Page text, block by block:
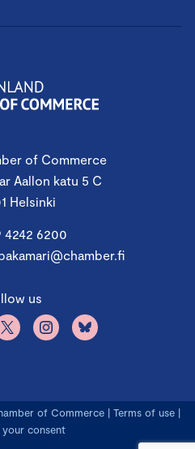
of Commerce
Aallon katu 5 C
Helsinki
4242 6200
us
of Commerce| Terms of use|
your consent